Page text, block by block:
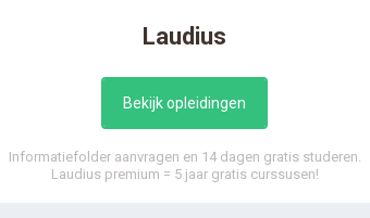
Laudius
Bekijk opleidingen
Informatiefolder aanvragen en 14 dagen gratis studeren.
Laudius premium = 5 jaar gratis curssusen!